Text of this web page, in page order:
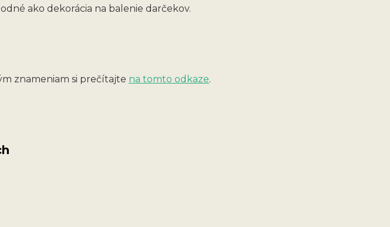
ako dekorácia na balenie darčekov.
znameniam si prečítajte na tomto odkaze.